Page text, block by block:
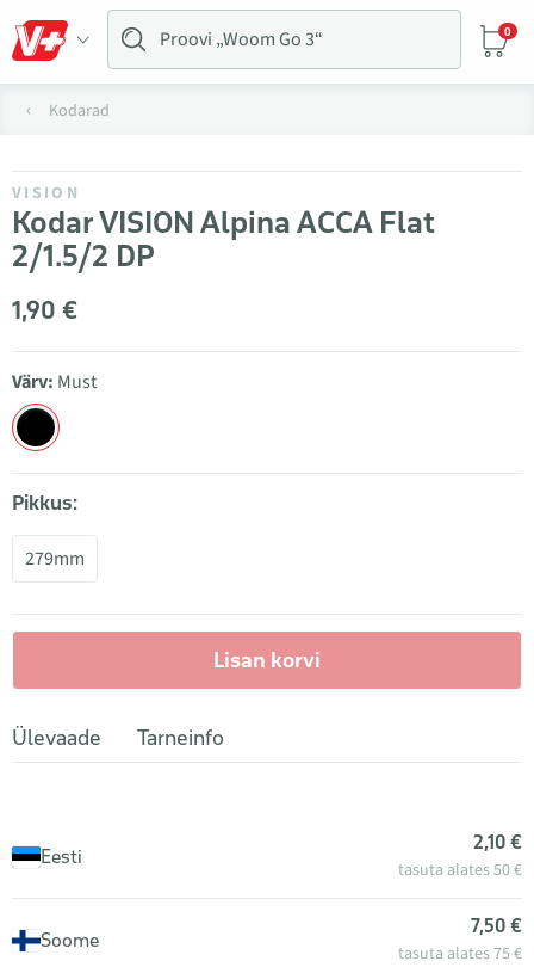
0
Kodarad
VISION
Kodar VISION Alpina ACCA Flat
2/1.5/2 DP
1,90 €
Värv: Must
Pikkus:
279mm
Lisan korvi
Ülevaade Tarneinfo
Eesti
2,10 €
tasuta alates 50 €
Soome
7,50 €
tasuta alates 75 €